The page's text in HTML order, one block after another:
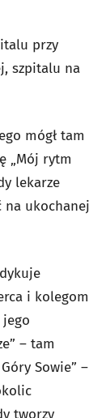
przy
szpitalu na
mógł tam
„Mój rytm
lekarze
na ukochanej
i kolegom
jego
– tam
Sowie” –
tworzy